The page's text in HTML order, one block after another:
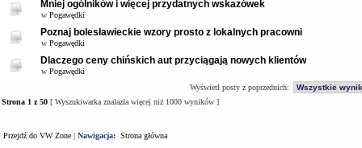
Mniej ogólników i więcej przydatnych wskazówek
w Pogawędki
Poznaj bolesławieckie wzory prosto z lokalnych pracowni
w Pogawędki
Dlaczego ceny chińskich aut przyciągają nowych klientów
w Pogawędki
Wyświetl posty z poprzednich:
Strona 1 z50 [ Wyszukiwarka znalazła więcej niż 1000 wyników ]
Przejdź do VW Zone | Nawigacja: Strona główna